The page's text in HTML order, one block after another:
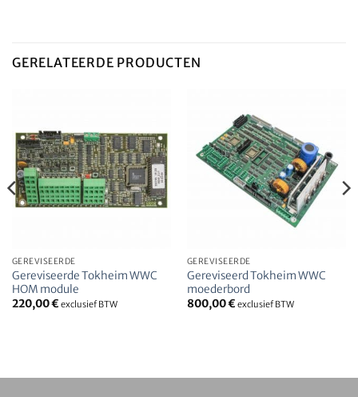
GERELATEERDE PRODUCTEN
GEREVISEERDE
Gereviseerde Tokheim WWC
HOM module
220,00€ exclusief BTW
GEREVISEERDE
Gereviseerd Tokheim WWC
moederbord
800,00€ exclusief BTW